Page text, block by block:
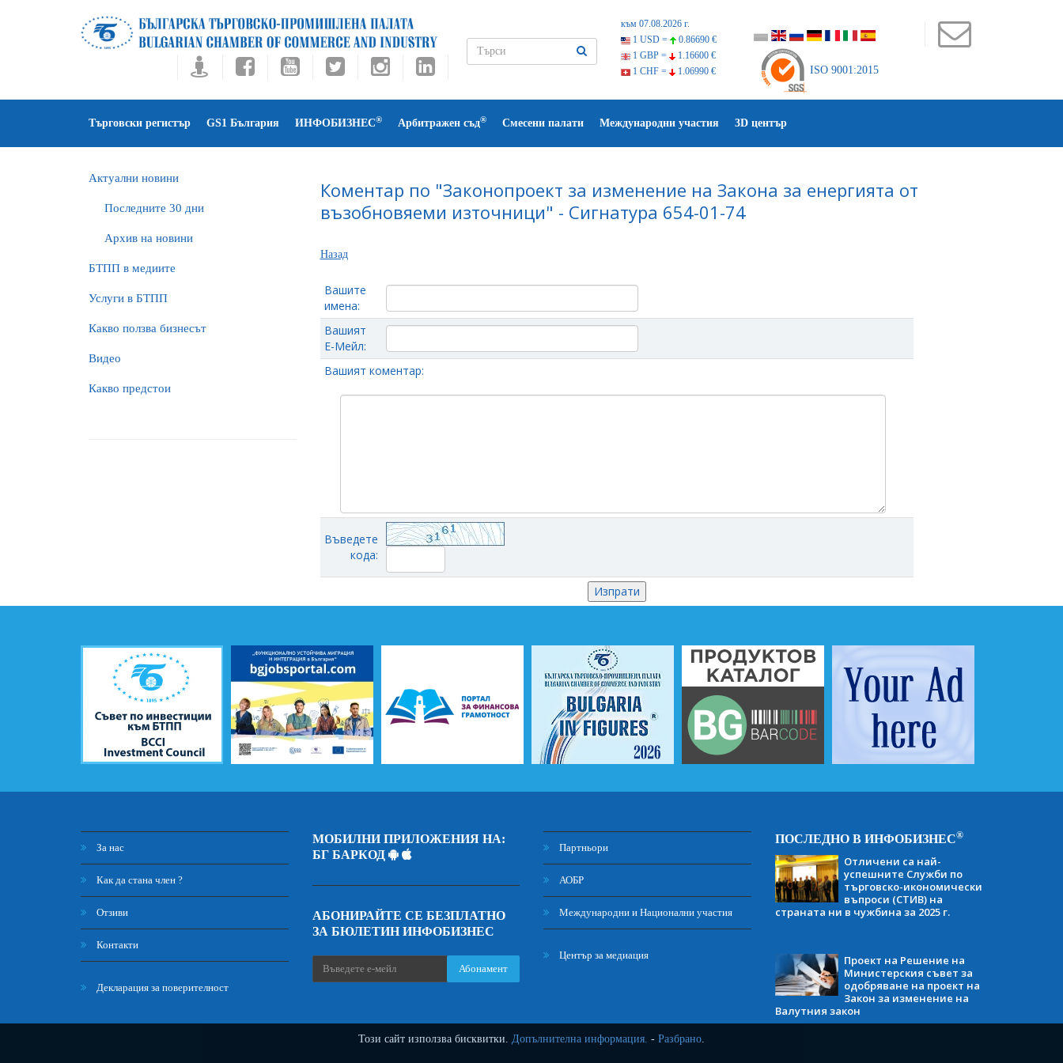
Този сайт използва бисквитки. Допълнителна информация. - Разбрано.
към 07.08.2026 г.
1 USD =
0.86690 €
1 GBP =
1.16600 €
1 CHF =
1.06990 € ISO 9001:2015
Търговски регистър GS1 България ИНФОБИЗНЕС® Арбитражен съд® Смесени палати Международни участия 3D център
Актуални новини
Последните 30 дни
Архив на новини
БTПП в медиите
Услуги в БТПП
Какво ползва бизнесът
Видео
Какво предстои
Коментар по "Законопроект за изменение на Закона за енергията от
възобновяеми източници" - Сигнатура 654-01-74
Назад
Вашите
имена:
Вашият
Е-Мейл:
Вашият коментар:
Въведете
кода:
За нас
Как да стана член ?
Отзиви
Контакти
Декларация за поверителност
МОБИЛНИ ПРИЛОЖЕНИЯ НА:
БГ БАРКОД
АБОНИРАЙТЕ СЕ БЕЗПЛАТНО
ЗА БЮЛЕТИН ИНФОБИЗНЕС
Абонамент
Партньори
АОБР
Международни и Национални участия
Център за медиация
ПОСЛЕДНО В ИНФОБИЗНЕС®
Отличени са най-
успешните Служби по
търговско-икономически
въпроси (СТИВ) на
страната ни в чужбина за 2025 г.
Проект на Решение на
Министерския съвет за
одобряване на проект на
Закон за изменение на
Валутния закон